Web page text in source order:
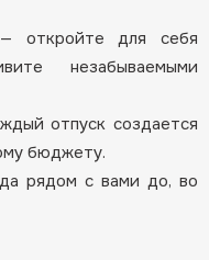
откройте для себя
незабываемыми
отпуск создается
бюджету.
рядом с вами до, во